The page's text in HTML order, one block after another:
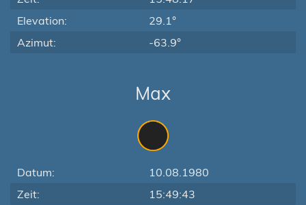
Elevation:
29.1°
Azimut:
-63.9°
Max
Datum:
10.08.1980
Zeit:
15:49:43